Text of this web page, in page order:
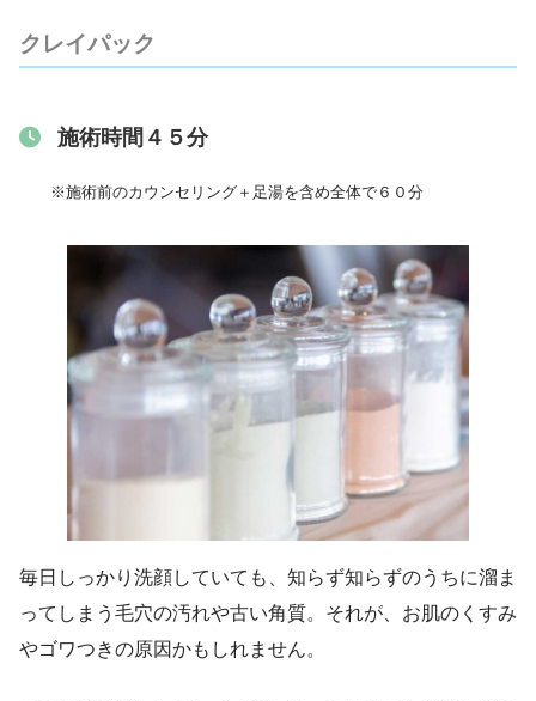
クレイパック
施術時間４５分
※施術前のカウンセリング＋足湯を含め全体で６０分
毎日しっかり洗顔していても、知らず知らずのうちに溜ま
ってしまう毛穴の汚れや古い角質。それが、お肌のくすみ
やゴワつきの原因かもしれません。